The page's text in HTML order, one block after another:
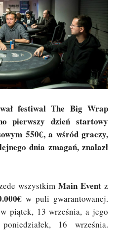
festiwal The Big Wrap
pierwszy dzień startowy
550€, a wśród graczy,
dnia zmagań, znalazł
wszystkimMain Event z
w puli gwarantowanej.
piątek, 13 września, a jego
16 września.